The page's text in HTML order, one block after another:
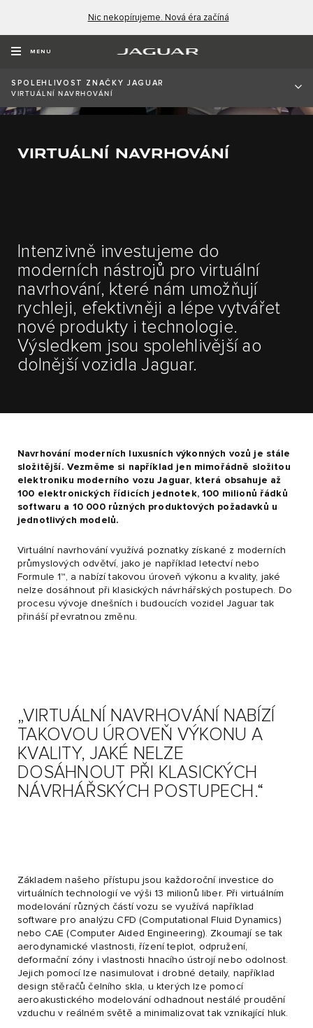
Nic nekopírujeme. Nová éra začíná
MENU
SPOLEHLIVOST ZNAČKY JAGUAR
VIRTUÁLNÍ NAVRHOVÁNÍ
VIRTUÁLNÍ NAVRHOVÁNÍ
Intenzivně investujeme do
moderních nástrojů pro virtuální
navrhování, které nám umožňují
rychleji, efektivněji a lépe vytvářet
nové produkty i technologie.
Výsledkem jsou spolehlivější ao
dolnější vozidla Jaguar.
Navrhování moderních luxusních výkonných vozů je stále
složitější. Vezměme si například jen mimořádně složitou
elektroniku moderního vozu Jaguar, která obsahuje až
100 elektronických řídicích jednotek, 100 milionů řádků
softwaru a 10 000 různých produktových požadavků u
jednotlivých modelů.
Virtuální navrhování využívá poznatky získané z moderních
průmyslových odvětví, jako je například letectví nebo
Formule 1™, a nabízí takovou úroveň výkonu a kvality, jaké
nelze dosáhnout při klasických návrhářských postupech. Do
procesu vývoje dnešních i budoucích vozidel Jaguar tak
přináší převratnou změnu.
„VIRTUÁLNÍ NAVRHOVÁNÍ NABÍZÍ
TAKOVOU ÚROVEŇ VÝKONU A
KVALITY, JAKÉ NELZE
DOSÁHNOUT PŘI KLASICKÝCH
NÁVRHÁŘSKÝCH POSTUPECH.“
Základem našeho přístupu jsou každoroční investice do
virtuálních technologií ve výši 13 milionů liber. Při virtuálním
modelování různých částí vozu se využívá například
software pro analýzu CFD (Computational Fluid Dynamics)
nebo CAE (Computer Aided Engineering). Zkoumají se tak
aerodynamické vlastnosti, řízení teplot, odpružení,
deformační zóny i vlastnosti hnacího ústrojí nebo odolnost.
Jejich pomocí lze nasimulovat i drobné detaily, například
design stěračů čelního skla, u kterých lze pomocí
aeroakustického modelování odhadnout nestálé proudění
vzduchu v reálném světě a minimalizovat tak vznikající hluk.